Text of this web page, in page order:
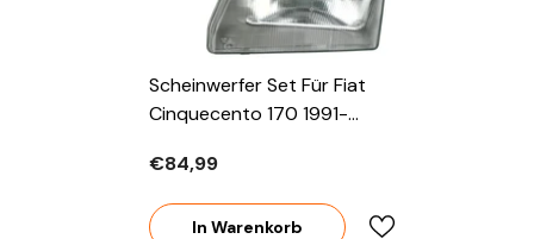
Scheinwerfer Set Für Fiat
Cinquecento 170 1991-
LWR
€84,99
In Warenkorb